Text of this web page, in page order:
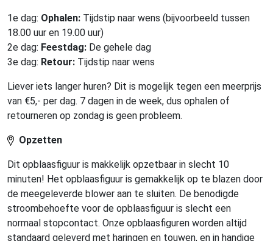
1e dag: Ophalen: Tijdstip naar wens (bijvoorbeeld tussen
18.00 uur en 19.00 uur)
2e dag: Feestdag: De gehele dag
3e dag: Retour: Tijdstip naar wens
Liever iets langer huren? Dit is mogelijk tegen een meerprijs
van €5,- per dag. 7 dagen in de week, dus ophalen of
retourneren op zondag is geen probleem.
Opzetten
Dit opblaasfiguur is makkelijk opzetbaar in slecht 10
minuten! Het opblaasfiguur is gemakkelijk op te blazen door
de meegeleverde blower aan te sluiten. De benodigde
stroombehoefte voor de opblaasfiguur is slecht een
normaal stopcontact. Onze opblaasfiguren worden altijd
standaard geleverd met haringen en touwen, en in handige